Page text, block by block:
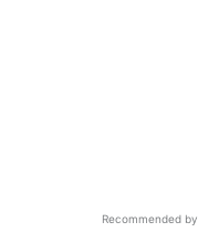
Recommended by